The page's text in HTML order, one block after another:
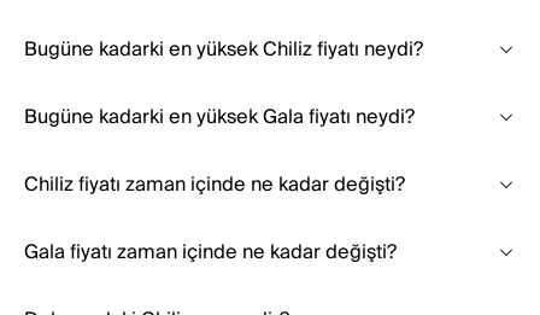
Bugüne kadarki en yüksek Chiliz fiyatı neydi?
Bugüne kadarki en yüksek Gala fiyatı neydi?
Chiliz fiyatı zaman içinde ne kadar değişti?
Gala fiyatı zaman içinde ne kadar değişti?